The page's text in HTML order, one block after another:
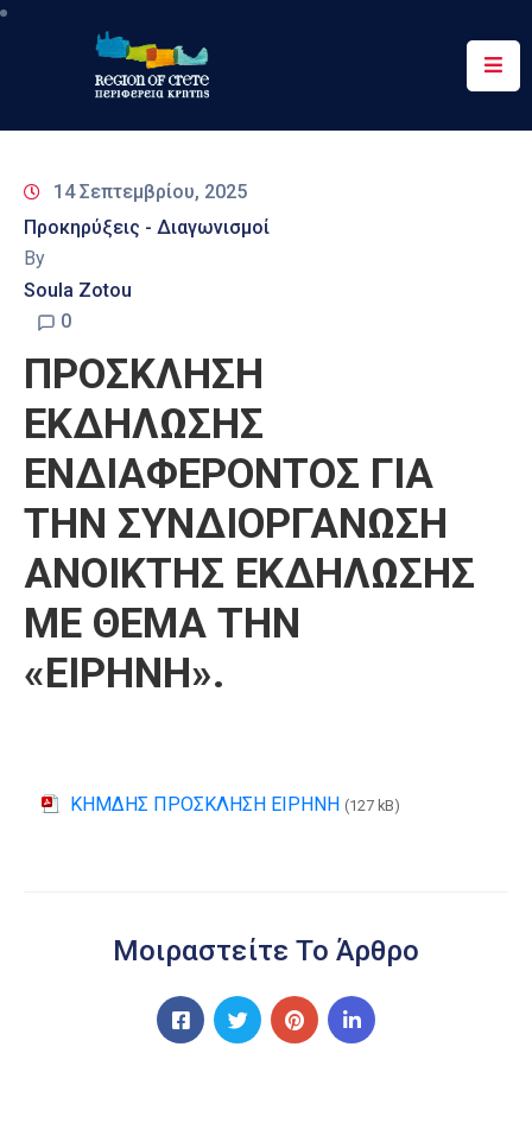
Περιφέρεια
&
Δράσεις
Ψηφιακές
Επικοινωνία
14 Σεπτεμβρίου, 2025
Προκηρύξεις - Διαγωνισμοί
By
Soula Zotou
0
ΠΡΟΣΚΛΗΣΗ
ΕΚΔΗΛΩΣΗΣ
ΕΝΔΙΑΦΕΡΟΝΤΟΣ ΓΙΑ
ΤΗΝ ΣΥΝΔΙΟΡΓΑΝΩΣΗ
ΑΝΟΙΚΤΗΣ ΕΚΔΗΛΩΣΗΣ
ΜΕ ΘΕΜΑ ΤΗΝ
«ΕΙΡΗΝΗ».
ΚΗΜΔΗΣ ΠΡΟΣΚΛΗΣΗ ΕΙΡΗΝΗ (127 kB)
Μοιραστείτε Το Άρθρο